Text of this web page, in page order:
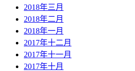
2018年三月
2018年二月
2018年一月
2017年十二月
2017年十一月
2017年十月